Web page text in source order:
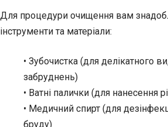
Для процедури очищення вам
інструменти та матеріали:
• Зубочистка (для делікатного
забруднень)
• Ватні палички (для нанесення
• Медичний спирт (для
бруду)